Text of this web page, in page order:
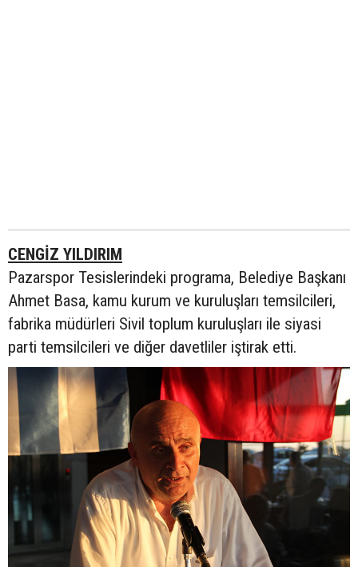
CENGİZ YILDIRIM
Pazarspor Tesislerindeki programa, Belediye Başkanı
Ahmet Basa, kamu kurum ve kuruluşları temsilcileri,
fabrika müdürleri Sivil toplum kuruluşları ile siyasi
parti temsilcileri ve diğer davetliler iştirak etti.